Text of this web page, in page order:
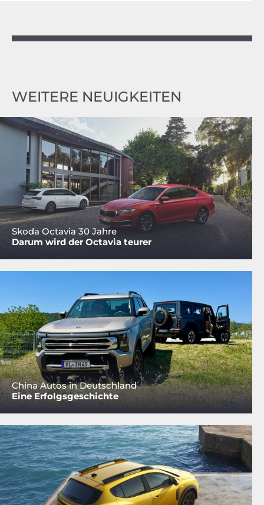
WEITERE NEUIGKEITEN
Skoda Octavia 30 Jahre
Darum wird der Octavia teurer
China Autos in Deutschland
Eine Erfolgsgeschichte